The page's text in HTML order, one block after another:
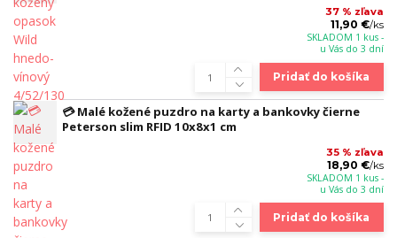
37 % zľava
11,90 €/ks
SKLADOM 1 kus -
u Vás do 3 dní
Pridať do košíka
💳 Malé kožené puzdro na karty a bankovky čierne
Peterson slim RFID 10x8x1 cm
35 % zľava
18,90 €/ks
SKLADOM 1 kus -
u Vás do 3 dní
Pridať do košíka